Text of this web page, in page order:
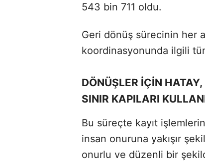
543 bin 711 oldu.
Geri dönüş sürecinin her
koordinasyonunda ilgili
DÖNÜŞLER İÇİN
SINIR KAPILARI
Bu süreçte kayıt
insan onuruna yakışır
onurlu ve düzenli bir